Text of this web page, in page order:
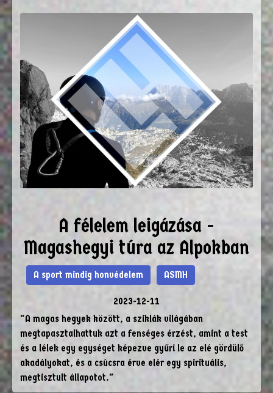
A félelem leigázása -
Magashegyi túra az Alpokban
A sport mindig honvédelem ASMH
2023-12-11
"A magas hegyek között, a sziklák világában
megtapasztalhattuk azt a fenséges érzést, amint a test
és a lélek egy egységet képezve gyűri le az elé gördülő
akadályokat, és a csúcsra érve elér egy spirituális,
megtisztult állapotot."